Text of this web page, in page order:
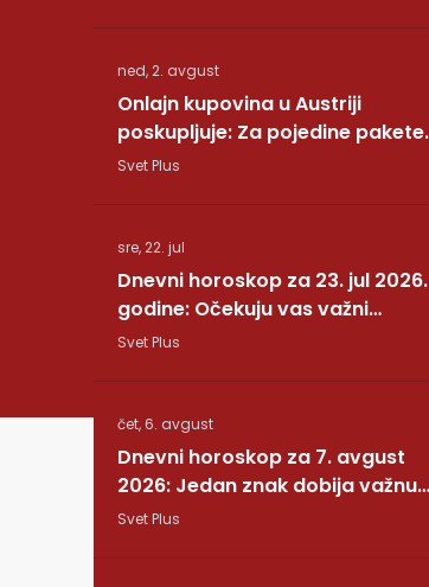
ned, 2. avgust
Onlajn kupovina u Austriji
poskupljuje: Za pojedine pakete
dodatnih 7,40 evra
Svet Plus
sre, 22. jul
Dnevni horoskop za 23. jul 2026.
godine: Očekuju vas važni
preokreti!
Svet Plus
čet, 6. avgust
Dnevni horoskop za 7. avgust
2026: Jedan znak dobija važnu
vest, drugom se vraća osoba iz
Svet Plus